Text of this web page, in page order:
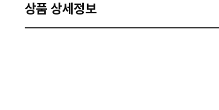
상품 상세정보